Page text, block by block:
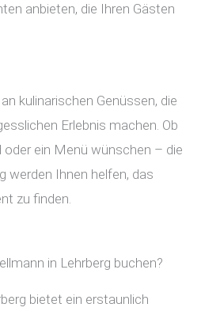
anbieten, die Ihren Gästen
kulinarischen Genüssen, die
Erlebnis machen. Ob
ein Menü wünschen – die
werden Ihnen helfen, das
zu finden.
in Lehrberg buchen?
bietet ein erstaunlich